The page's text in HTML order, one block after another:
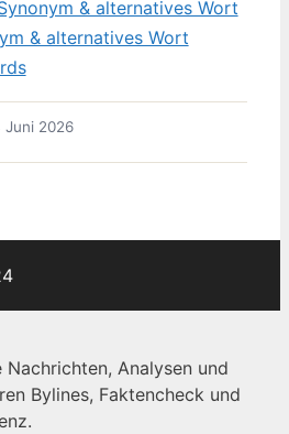
& alternatives Wort
& alternatives Wort
Juni 2026
Analysen und
Bylines, Faktencheck und